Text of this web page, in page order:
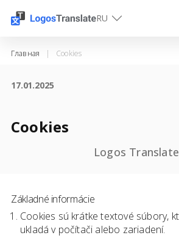
RU
Главная | Cookies
17.01.2025
Cookies
Logos Translate
Základné informácie
Cookies sú krátke textové súbory,
ukladá v počítači alebo zariadení.